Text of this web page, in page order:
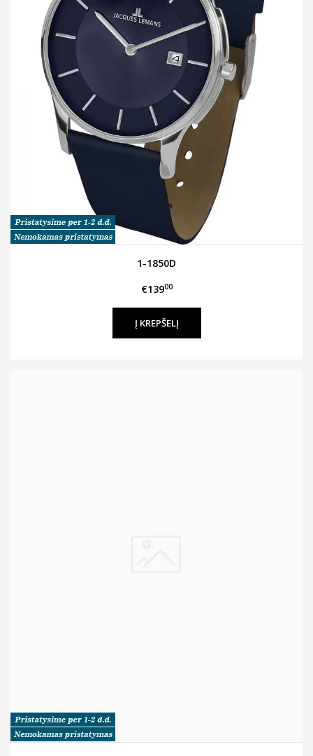
1-1850D
€13900